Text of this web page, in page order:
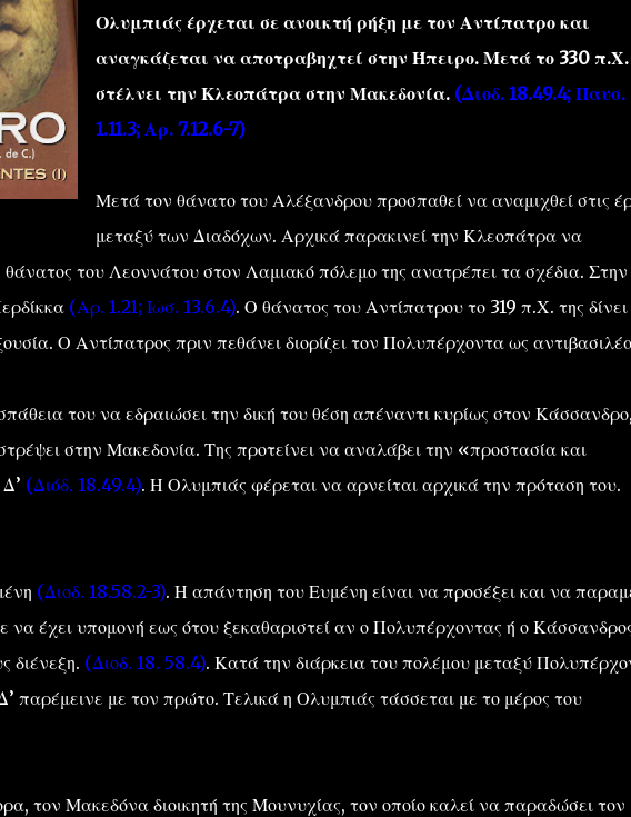
Ολυμπιάς έρχεται σε ανοικτή ρήξη με τον Αντίπατρο και
αναγκάζεται να αποτραβηχτεί στην Ήπειρο. Μετά το 330 π.Χ.
στέλνει την Κλεοπάτρα στην Μακεδονία. (Διοδ. 18.49.4; Παυσ.
1.11.3; Αρ. 7.12.6-7)
Μετά τον θάνατο του Αλέξανδρου προσπαθεί να αναμιχθεί στις
μεταξύ των Διαδόχων. Αρχικά παρακινεί την Κλεοπάτρα να
του Λεοννάτου στον Λαμιακό πόλεμο της ανατρέπει τα σχέδια. Στην
(Αρ. 1.21; Ιωσ. 13.6.4). Ο θάνατος του Αντίπατρου το 319 π.Χ. της δίνει
Ο Αντίπατρος πριν πεθάνει διορίζει τον Πολυπέρχοντα ως
του να εδραιώσει την δική του θέση απέναντι κυρίως στον Κάσσανδρο,
στην Μακεδονία. Της προτείνει να αναλάβει την «προστασία και
(Διόδ. 18.49.4). Η Ολυμπιάς φέρεται να αρνείται αρχικά την πρόταση του.
(Διοδ. 18.58.2-3). Η απάντηση του Ευμένη είναι να προσέξει και να
να έχει υπομονή εως ότου ξεκαθαριστεί αν ο Πολυπέρχοντας ή ο
διένεξη. (Διοδ. 18. 58.4). Κατά την διάρκεια του πολέμου μεταξύ
παρέμεινε με τον πρώτο. Τελικά η Ολυμπιάς τάσσεται με το μέρος του
τον Μακεδόνα διοικητή της Μουνυχίας, τον οποίο καλεί να παραδώσει τον